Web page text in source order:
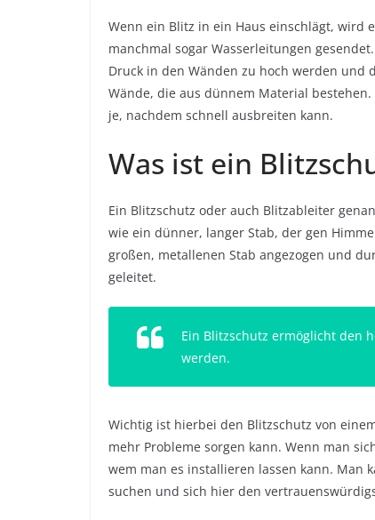
Wenn ein Blitz in ein Haus einschlägt, wird
manchmal sogar Wasserleitungen
Druck in den Wänden zu hoch werden und
Wände, die aus dünnem Material
je, nachdem schnell ausbreiten kann.
Was ist ein
Ein Blitzschutz oder auch Blitzableiter
wie ein dünner, langer Stab, der gen
großen, metallenen Stab angezogen und
geleitet.
Ein Blitzschutz ermöglicht den
werden.
Wichtig ist hierbei den Blitzschutz von
mehr Probleme sorgen kann. Wenn man
wem man es installieren lassen kann. Man
suchen und sich hier den